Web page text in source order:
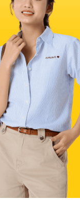
rõ rệt về phong
như xanh rêu,
thể toát lên vẻ
túi cầm tay nhỏ,
cùng quần lụa
yêu nét mềm mại,
hiện đại, rất phù